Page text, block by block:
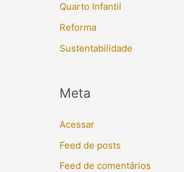
Quarto Infantil
Reforma
Sustentabilidade
Meta
Acessar
Feed de posts
Feed de comentários